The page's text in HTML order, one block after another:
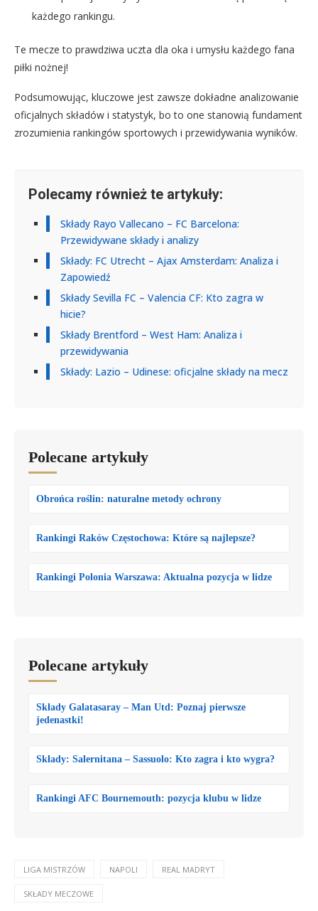
każdego rankingu.
Te mecze to prawdziwa uczta dla oka i umysłu każdego fana
piłki nożnej!
Podsumowując, kluczowe jest zawsze dokładne analizowanie
oficjalnych składów i statystyk, bo to one stanowią fundament
zrozumienia rankingów sportowych i przewidywania wyników.
Polecamy również te artykuły:
Składy Rayo Vallecano – FC Barcelona:
Przewidywane składy i analizy
Składy: FC Utrecht – Ajax Amsterdam: Analiza i
Zapowiedź
Składy Sevilla FC – Valencia CF: Kto zagra w
hicie?
Składy Brentford – West Ham: Analiza i
przewidywania
Składy: Lazio – Udinese: oficjalne składy na mecz
Polecane artykuły
Obrońca roślin: naturalne metody ochrony
Rankingi Raków Częstochowa: Które są najlepsze?
Rankingi Polonia Warszawa: Aktualna pozycja w lidze
Polecane artykuły
Składy Galatasaray – Man Utd: Poznaj pierwsze
jedenastki!
Składy: Salernitana – Sassuolo: Kto zagra i kto wygra?
Rankingi AFC Bournemouth: pozycja klubu w lidze
LIGA MISTRZÓW NAPOLI REAL MADRYT
SKŁADY MECZOWE